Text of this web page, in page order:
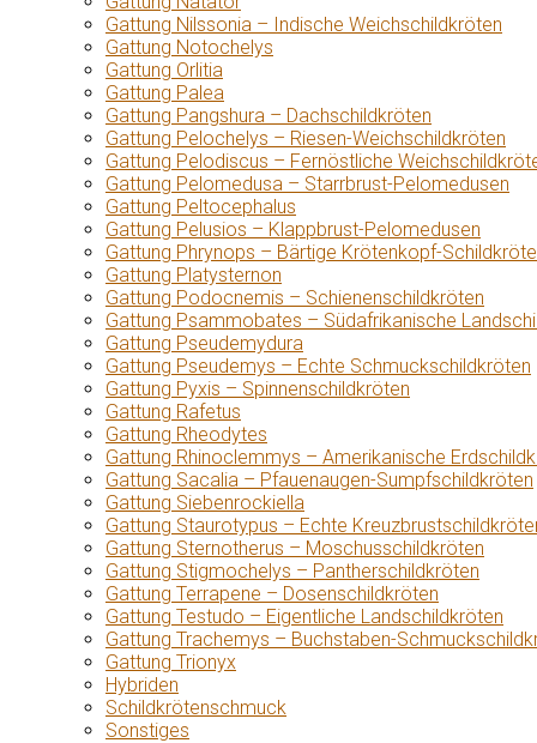
Gattung Nilssonia – Indische Weichschildkröten
Gattung Notochelys
Gattung Orlitia
Gattung Palea
Gattung Pangshura – Dachschildkröten
Gattung Pelochelys – Riesen-Weichschildkröten
Gattung Pelodiscus – Fernöstliche
Gattung Pelomedusa – Starrbrust-Pelomedusen
Gattung Peltocephalus
Gattung Pelusios – Klappbrust-Pelomedusen
Gattung Phrynops – Bärtige Krötenkopf-
Gattung Platysternon
Gattung Podocnemis – Schienenschildkröten
Gattung Psammobates – Südafrikanische
Gattung Pseudemydura
Gattung Pseudemys – Echte Schmuckschildkröten
Gattung Pyxis – Spinnenschildkröten
Gattung Rafetus
Gattung Rheodytes
Gattung Rhinoclemmys – Amerikanische
Gattung Sacalia – Pfauenaugen-Sumpfschildkröten
Gattung Siebenrockiella
Gattung Staurotypus – Echte
Gattung Sternotherus – Moschusschildkröten
Gattung Stigmochelys – Pantherschildkröten
Gattung Terrapene – Dosenschildkröten
Gattung Testudo – Eigentliche Landschildkröten
Gattung Trachemys – Buchstaben-
Gattung Trionyx
Hybriden
Schildkrötenschmuck
Sonstiges